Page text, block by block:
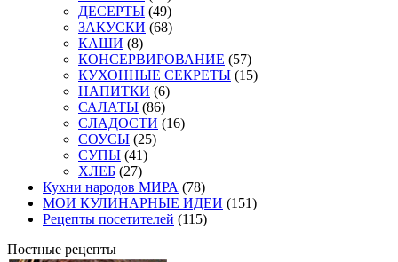
ДЕСЕРТЫ (49)
ЗАКУСКИ (68)
КАШИ (8)
КОНСЕРВИРОВАНИЕ (57)
КУХОННЫЕ СЕКРЕТЫ (15)
НАПИТКИ (6)
САЛАТЫ (86)
СЛАДОСТИ (16)
СОУСЫ (25)
СУПЫ (41)
ХЛЕБ (27)
Кухни народов МИРА (78)
МОИ КУЛИНАРНЫЕ ИДЕИ (151)
Рецепты посетителей (115)
Постные рецепты